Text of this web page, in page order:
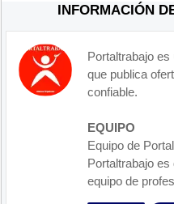
INFORMACIÓN
Portaltrabajo
que publica
confiable.
EQUIPO
Equipo de
Portaltrabajo
equipo de